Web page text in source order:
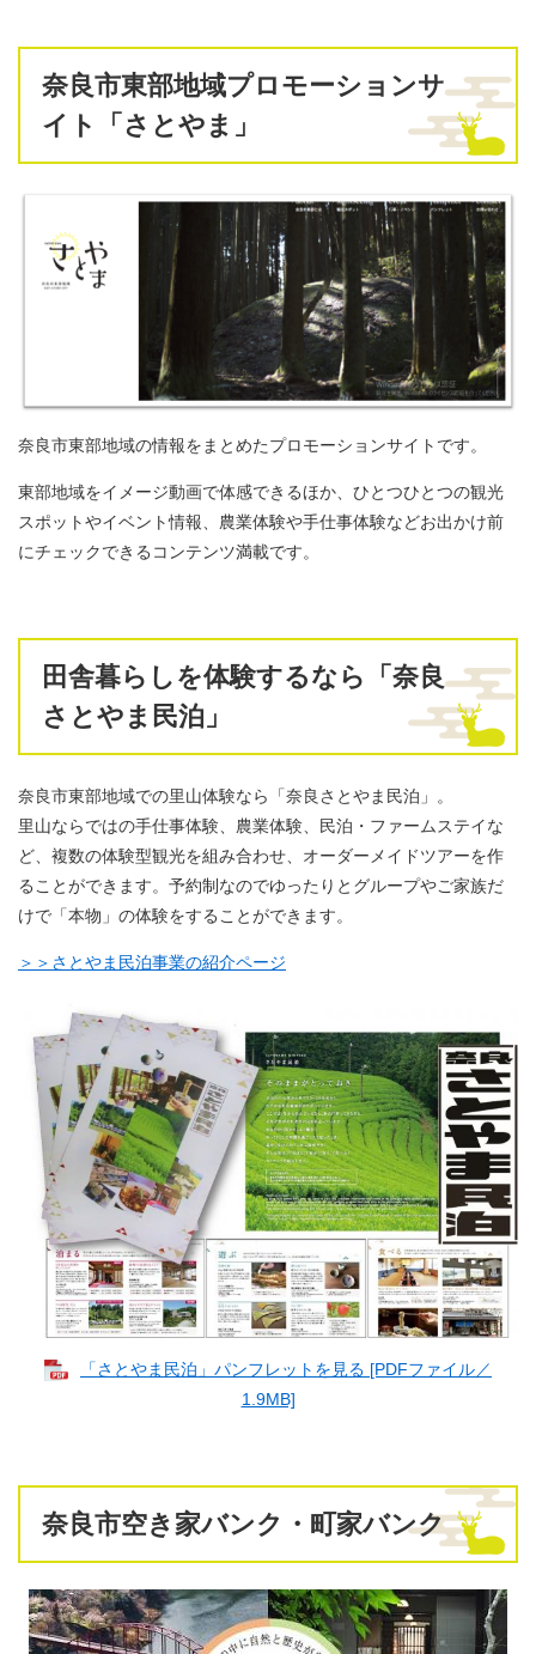
奈良市東部地域プロモーションサ
イト「さとやま」
奈良市東部地域の情報をまとめたプロモーションサイトです。
東部地域をイメージ動画で体感できるほか、ひとつひとつの観光
スポットやイベント情報、農業体験や手仕事体験などお出かけ前
にチェックできるコンテンツ満載です。
田舎暮らしを体験するなら「奈良
さとやま民泊」
奈良市東部地域での里山体験なら「奈良さとやま民泊」。
里山ならではの手仕事体験、農業体験、民泊・ファームステイな
ど、複数の体験型観光を組み合わせ、オーダーメイドツアーを作
ることができます。予約制なのでゆったりとグループやご家族だ
けで「本物」の体験をすることができます。
＞＞さとやま民泊事業の紹介ページ
「さとやま民泊」パンフレットを見る [PDFファイル／
1.9MB]
奈良市空き家バンク・町家バンク